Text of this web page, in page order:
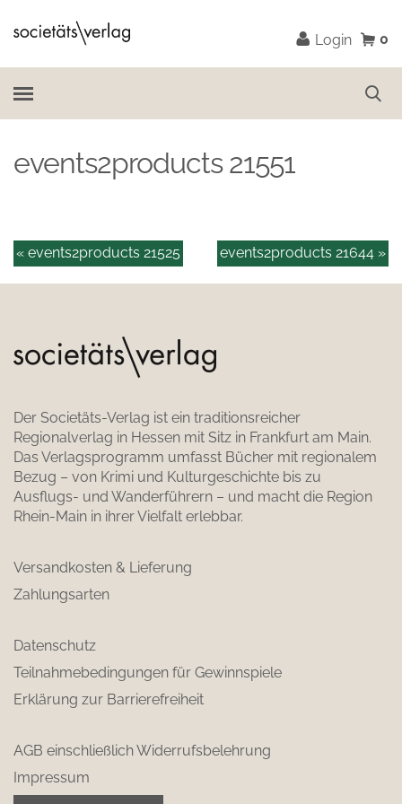
Login 0
events2products 21551
events2products 21644 »
« events2products 21525
Der Societäts-Verlag ist ein traditionsreicher
Regionalverlag in Hessen mit Sitz in Frankfurt am Main.
Das Verlagsprogramm umfasst Bücher mit regionalem
Bezug – von Krimi und Kulturgeschichte bis zu
Ausflugs- und Wanderführern – und macht die Region
Rhein-Main in ihrer Vielfalt erlebbar.
Versandkosten & Lieferung
Zahlungsarten
Datenschutz
Teilnahmebedingungen für Gewinnspiele
Erklärung zur Barrierefreiheit
AGB einschließlich Widerrufsbelehrung
Impressum